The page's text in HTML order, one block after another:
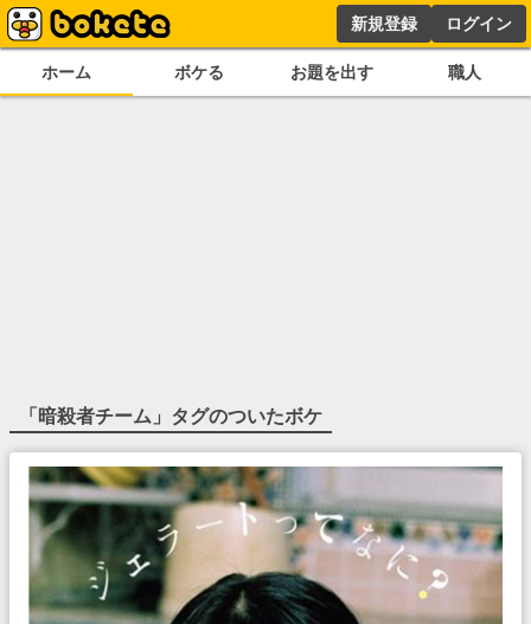
新規登録 ログイン
ホーム ボケる お題を出す 職人
「暗殺者チーム 」タグのついたボケ